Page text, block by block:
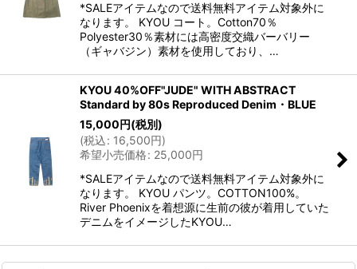
*SALEアイテムなので送料無料アイテム対象外に
なります。 KYOU コート。Cotton70％
Polyester30％素材には高密度交織バーバリー
（ギャバジン）素材を使用しており、…
KYOU 40%OFF"JUDE" WITH ABSTRACT
Standard by 80s Reproduced Denim・BLUE
15,000円(税別)
(税込: 16,500円)
希望小売価格: 25,000円
*SALEアイテムなので送料無料アイテム対象外に
なります。 KYOU パンツ。COTTON100%。
River Phoenixを着想源に生前の彼が着用していた
デニムをイメージしたKYOU…